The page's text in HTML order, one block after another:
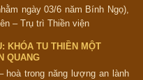
ngày 03/6 năm Bính Ngọ),
– Trụ trì Thiền viện
KHÓA TU THIỀN MỘT
QUANG
hoà trong năng lượng an lành